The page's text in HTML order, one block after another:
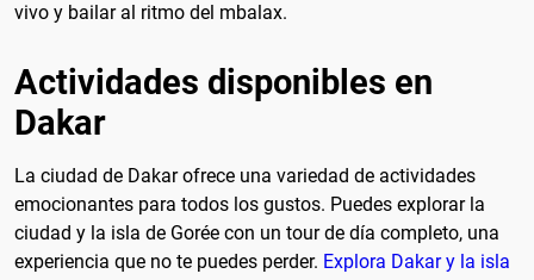
vivo y bailar al ritmo del mbalax.
Actividades disponibles en
Dakar
La ciudad de Dakar ofrece una variedad de actividades
emocionantes para todos los gustos. Puedes explorar la
ciudad y la isla de Gorée con un tour de día completo, una
experiencia que no te puedes perder. Explora Dakar y la isla